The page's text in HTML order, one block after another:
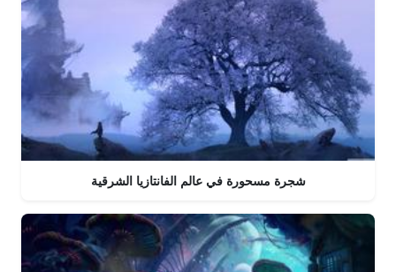
شجرة مسحورة في عالم الفانتازيا الشرقية